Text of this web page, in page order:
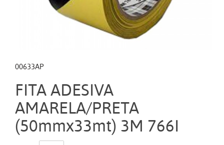
00633AP
FITA ADESIVA
AMARELA/PRETA
(50mmx33mt) 3M 766I